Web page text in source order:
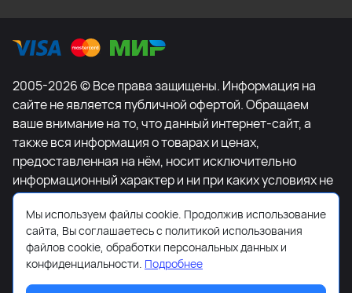
2005-2026 © Все права защищены. Информация на
сайте не является публичной офертой. Обращаем
ваше внимание на то, что данный интернет-сайт, а
также вся информация о товарах и ценах,
предоставленная на нём, носит исключительно
информационный характер и ни при каких условиях не
является публичной офертой, определяемой
положениями Статьи 437 Гражданского кодекса
Российской Федерации. Для получения подробной
информации о наличии и стоимости указанных
товаров и (или) услуг, пожалуйста, обращайтесь к
Мы используем файлы cookie. Продолжив использование
сайта, Вы соглашаетесь с политикой использования
файлов cookie, обработки персональных данных и
конфиденциальности. Подробнее